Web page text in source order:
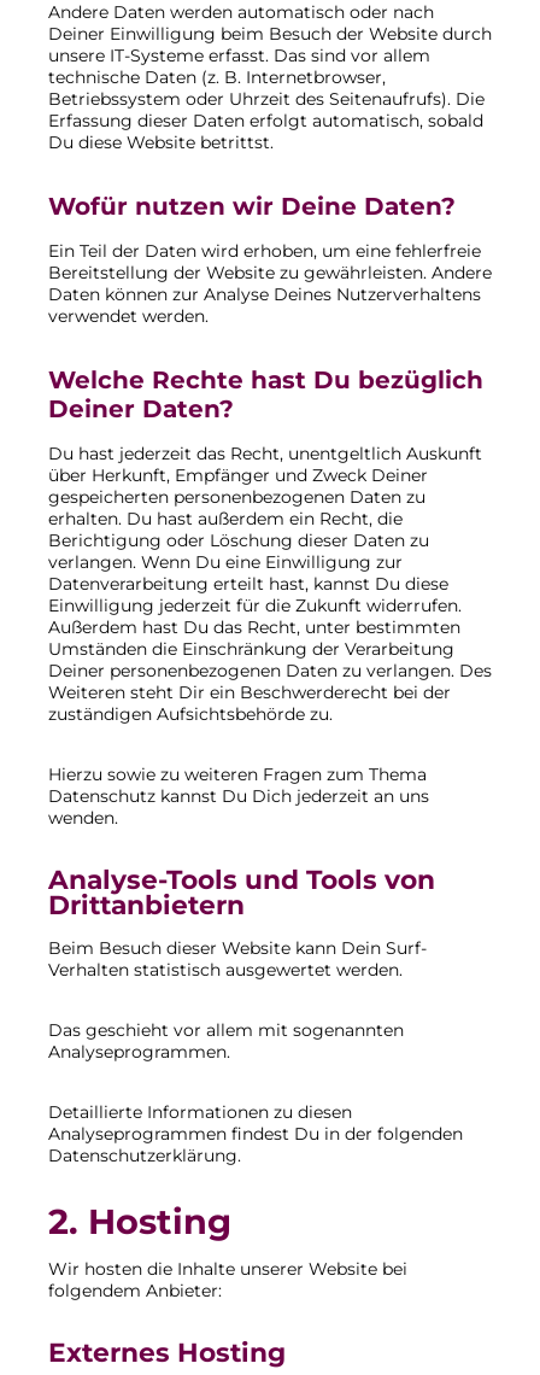
Andere Daten werden automatisch oder nach
Deiner Einwilligung beim Besuch der Website durch
unsere IT-Systeme erfasst. Das sind vor allem
technische Daten (z. B. Internetbrowser,
Betriebssystem oder Uhrzeit des Seitenaufrufs). Die
Erfassung dieser Daten erfolgt automatisch, sobald
Du diese Website betrittst.
Wofür nutzen wir Deine Daten?
Ein Teil der Daten wird erhoben, um eine fehlerfreie
Bereitstellung der Website zu gewährleisten. Andere
Daten können zur Analyse Deines Nutzerverhaltens
verwendet werden.
Welche Rechte hast Du bezüglich
Deiner Daten?
Du hast jederzeit das Recht, unentgeltlich Auskunft
über Herkunft, Empfänger und Zweck Deiner
gespeicherten personenbezogenen Daten zu
erhalten. Du hast außerdem ein Recht, die
Berichtigung oder Löschung dieser Daten zu
verlangen. Wenn Du eine Einwilligung zur
Datenverarbeitung erteilt hast, kannst Du diese
Einwilligung jederzeit für die Zukunft widerrufen.
Außerdem hast Du das Recht, unter bestimmten
Umständen die Einschränkung der Verarbeitung
Deiner personenbezogenen Daten zu verlangen. Des
Weiteren steht Dir ein Beschwerderecht bei der
zuständigen Aufsichtsbehörde zu.
Hierzu sowie zu weiteren Fragen zum Thema
Datenschutz kannst Du Dich jederzeit an uns
wenden.
Analyse-Tools und Tools von
Dritt­anbietern
Beim Besuch dieser Website kann Dein Surf-
Verhalten statistisch ausgewertet werden.
Das geschieht vor allem mit sogenannten
Analyseprogrammen.
Detaillierte Informationen zu diesen
Analyseprogrammen findest Du in der folgenden
Datenschutzerklärung.
2. Hosting
Wir hosten die Inhalte unserer Website bei
folgendem Anbieter:
Externes Hosting